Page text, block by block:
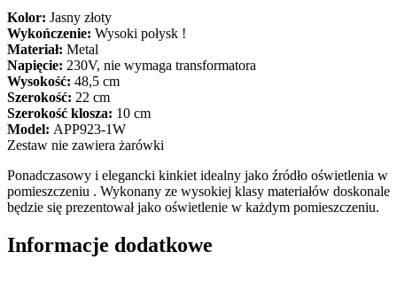
Kolor: Jasny złoty
Wykończenie: Wysoki połysk !
Materiał: Metal
Napięcie: 230V, nie wymaga transformatora
Wysokość: 48,5 cm
Szerokość: 22 cm
Szerokość klosza: 10 cm
Model: APP923-1W
Zestaw nie zawiera żarówki
Ponadczasowy i elegancki kinkiet idealny jako źródło oświetlenia w
pomieszczeniu . Wykonany ze wysokiej klasy materiałów doskonale
będzie się prezentował jako oświetlenie w każdym pomieszczeniu.
Informacje dodatkowe